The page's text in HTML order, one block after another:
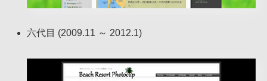
六代目 (2009.11 ～ 2012.1)